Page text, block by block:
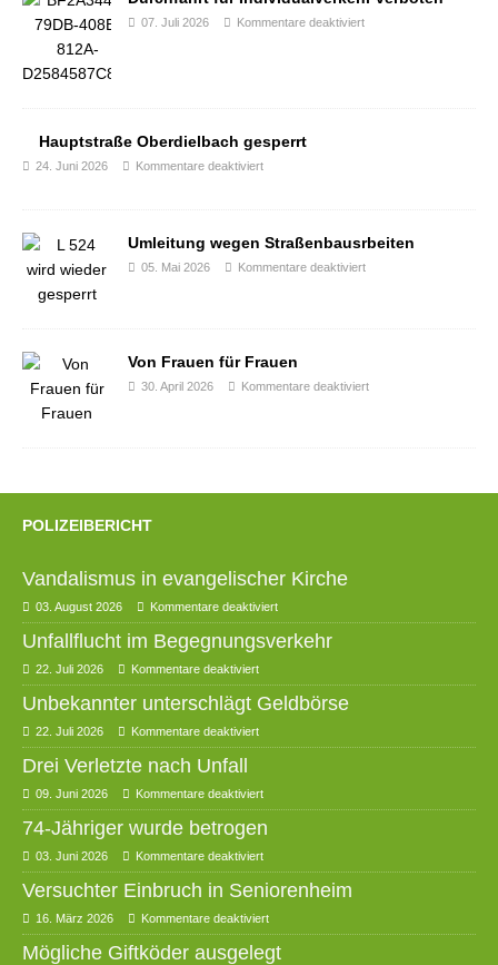
07. Juli 2026 Kommentare deaktiviert
Hauptstraße Oberdielbach gesperrt
24. Juni 2026 Kommentare deaktiviert
Umleitung wegen Straßenbausrbeiten
05. Mai 2026 Kommentare deaktiviert
Von Frauen für Frauen
30. April 2026 Kommentare deaktiviert
POLIZEIBERICHT
Vandalismus in evangelischer Kirche
03. August 2026 Kommentare deaktiviert
Unfallflucht im Begegnungsverkehr
22. Juli 2026 Kommentare deaktiviert
Unbekannter unterschlägt Geldbörse
22. Juli 2026 Kommentare deaktiviert
Drei Verletzte nach Unfall
09. Juni 2026 Kommentare deaktiviert
74-Jähriger wurde betrogen
03. Juni 2026 Kommentare deaktiviert
Versuchter Einbruch in Seniorenheim
16. März 2026 Kommentare deaktiviert
Mögliche Giftköder ausgelegt